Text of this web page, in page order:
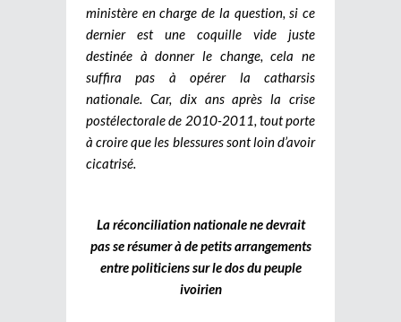
ministère en charge de la question, si ce
dernier est une coquille vide juste
destinée à donner le change, cela ne
suffira pas à opérer la catharsis
nationale. Car, dix ans après la crise
postélectorale de 2010-2011, tout porte
à croire que les blessures sont loin d’avoir
cicatrisé.
La réconciliation nationale ne devrait
pas se résumer à de petits arrangements
entre politiciens sur le dos du peuple
ivoirien